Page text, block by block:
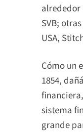
alrededor
SVB;
USA,
Cómo un
1854,
sistema
grande